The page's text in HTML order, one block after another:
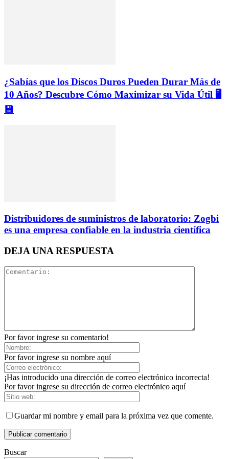
¿Sabías que los Discos Duros Pueden Durar Más de
10 Años? Descubre Cómo Maximizar su Vida Útil 🖥️
💾
Distribuidores de suministros de laboratorio: Zogbi
es una empresa confiable en la industria científica
DEJA UNA RESPUESTA
Por favor ingrese su comentario!
Por favor ingrese su nombre aquí
¡Has introducido una dirección de correo electrónico incorrecta!
Por favor ingrese su dirección de correo electrónico aquí
Guardar mi nombre y email para la próxima vez que comente.
Buscar